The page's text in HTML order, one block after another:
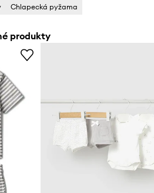
Chlapecká pyžama
produkty